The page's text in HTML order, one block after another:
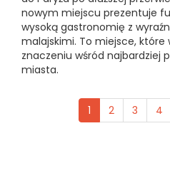
nowym miejscu prezentuje
wysoką gastronomię z
malajskimi. To miejsce,
znaczeniu wśród najbardziej
miasta.
1 2 3 4